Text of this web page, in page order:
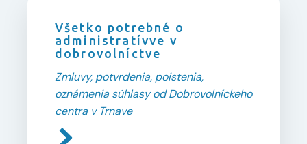
Všetko potrebné o
administratívve v
dobrovolníctve
Zmluvy, potvrdenia, poistenia,
oznámenia súhlasy od Dobrovolníckeho
centra v Trnave